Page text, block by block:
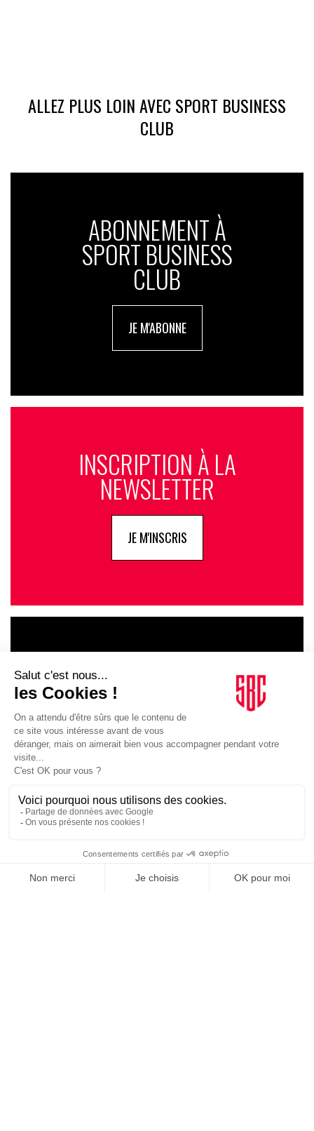
ALLEZ PLUS LOIN AVEC SPORT BUSINESS
CLUB
ABONNEMENT À
SPORT BUSINESS
CLUB
JE M'ABONNE
INSCRIPTION À LA
NEWSLETTER
JE M'INSCRIS
INFLUENCIA
JE DÉCOUVRE LE GROUPE
SUIVEZ-NOUS